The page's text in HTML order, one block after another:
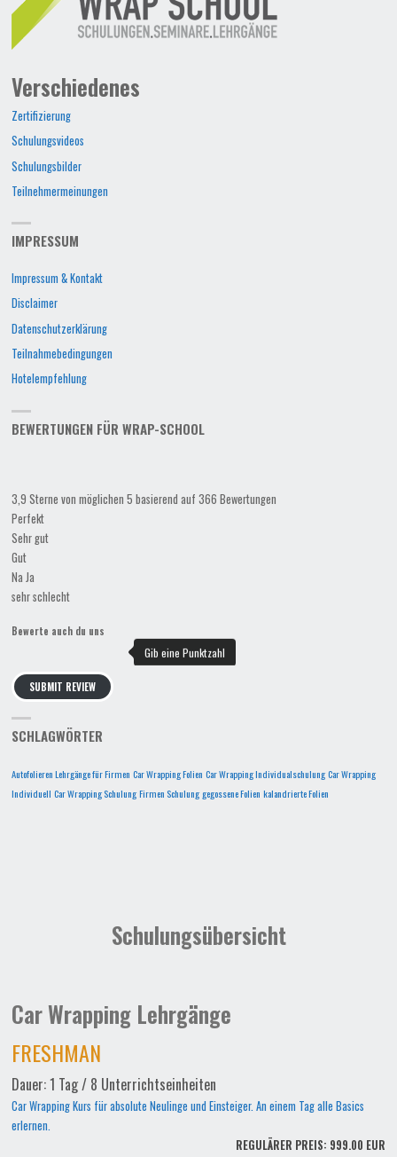
Verschiedenes
Zertifizierung
Schulungsvideos
Schulungsbilder
Teilnehmermeinungen
IMPRESSUM
Impressum & Kontakt
Disclaimer
Datenschutzerklärung
Teilnahmebedingungen
Hotelempfehlung
BEWERTUNGEN FÜR WRAP-SCHOOL
3,9 Sterne von möglichen 5 basierend auf 366 Bewertungen
Perfekt
Sehr gut
Gut
Na Ja
sehr schlecht
Bewerte auch du uns
SUBMIT REVIEW
SCHLAGWÖRTER
Autofolieren Lehrgänge für Firmen Car Wrapping Folien Car Wrapping Individualschulung Car Wrapping
Individuell Car Wrapping Schulung Firmen Schulung gegossene Folien kalandrierte Folien
Schulungsübersicht
Car Wrapping Lehrgänge
FRESHMAN
Dauer: 1 Tag / 8 Unterrichtseinheiten
Car Wrapping Kurs für absolute Neulinge und Einsteiger. An einem Tag alle Basics
erlernen.
REGULÄRER PREIS: 999.00 EUR